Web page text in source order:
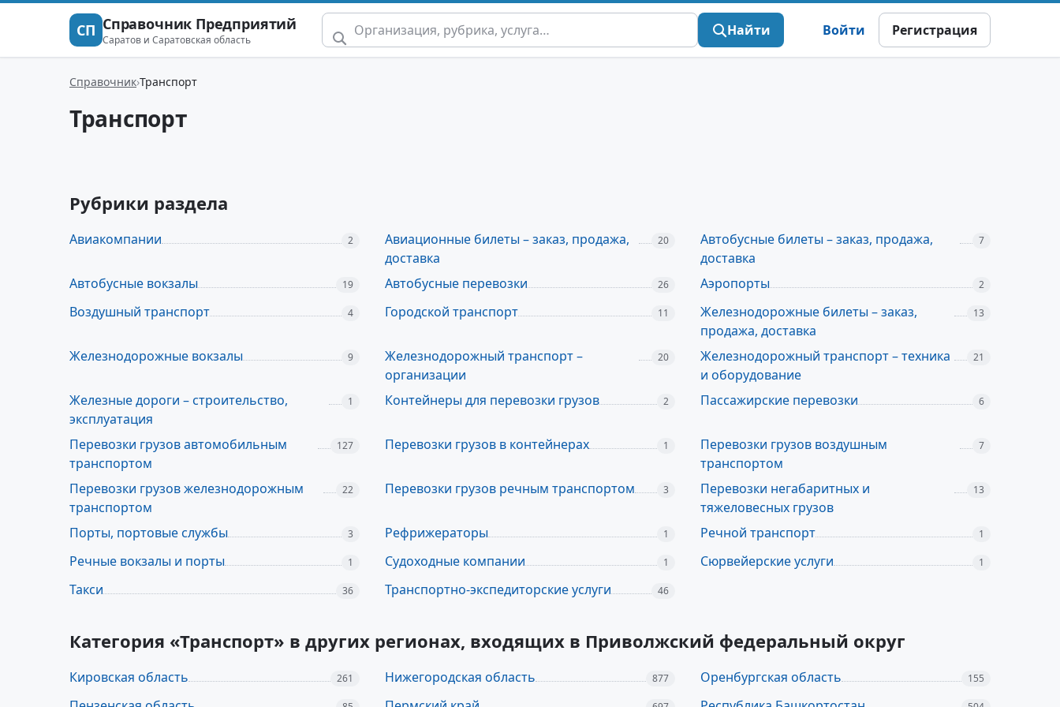
СП Справочник Предприятий
Саратов и Саратовская область
Найти Войти Регистрация
Справочник Транспорт
Транспорт
Рубрики раздела
Авиакомпании 2
Авиационные билеты – заказ, продажа,
доставка
20
Автобусные билеты – заказ, продажа,
доставка
7
Автобусные вокзалы 19 Автобусные перевозки 26 Аэропорты 2
Воздушный транспорт 4 Городской транспорт 11
Железнодорожные билеты – заказ,
продажа, доставка
13
Железнодорожные вокзалы 9
Железнодорожный транспорт –
организации
20
Железнодорожный транспорт – техника
и оборудование
21
Железные дороги – строительство,
эксплуатация
1 Контейнеры для перевозки грузов 2 Пассажирские перевозки 6
Перевозки грузов автомобильным
транспортом
127 Перевозки грузов в контейнерах 1
Перевозки грузов воздушным
транспортом
7
Перевозки грузов железнодорожным
транспортом
22 Перевозки грузов речным транспортом 3
Перевозки негабаритных и
тяжеловесных грузов
13
Порты, портовые службы 3 Рефрижераторы 1 Речной транспорт 1
Речные вокзалы и порты 1 Судоходные компании 1 Сюрвейерские услуги 1
Такси 36 Транспортно-экспедиторские услуги 46
Категория «Транспорт» в других регионах, входящих в Приволжский федеральный округ
Кировская область 261 Нижегородская область 877 Оренбургская область 155